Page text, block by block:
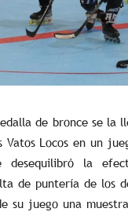
de bronce se la
Locos en un
desequilibró la
de puntería de los
su juego una